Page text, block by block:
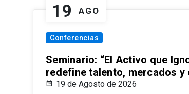
19 AGO
Conferencias
Seminario: “El Activo que
redefine talento, mercados y
19 de Agosto de 2026